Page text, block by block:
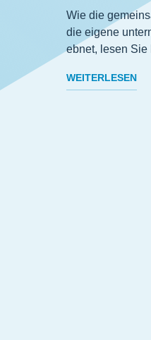
Wie die
die eigene
ebnet, lesen Sie
WEITERLESEN